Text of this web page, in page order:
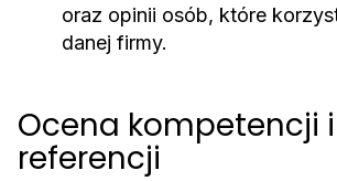
oraz opinii osób, które
danej firmy.
Ocena kompetencji i
referencji